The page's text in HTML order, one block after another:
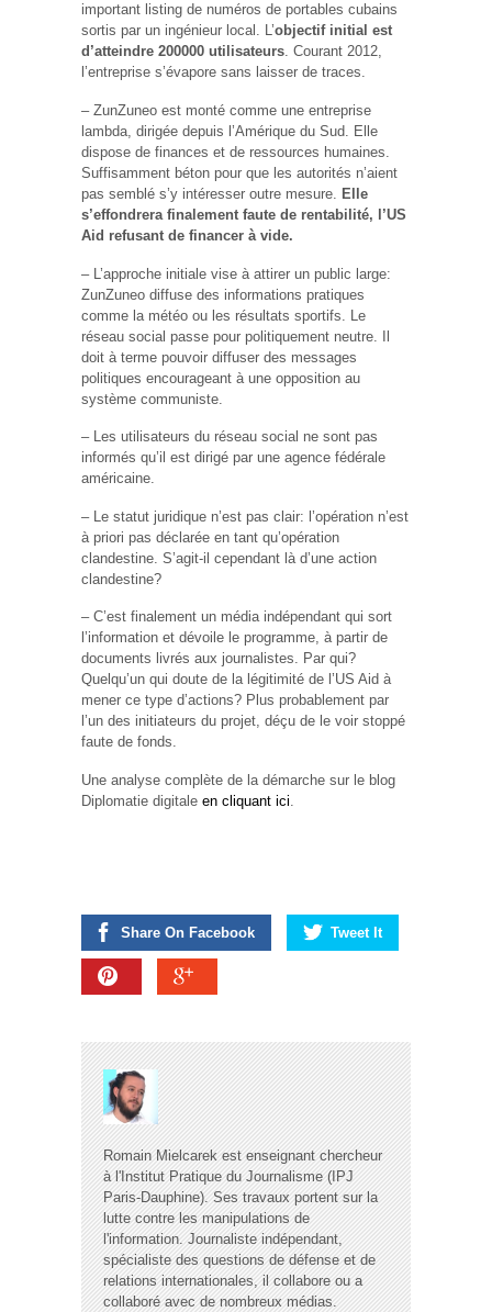
important listing de numéros de portables cubains
sortis par un ingénieur local. L’objectif initial est
d’atteindre 200000 utilisateurs. Courant 2012,
l’entreprise s’évapore sans laisser de traces.
– ZunZuneo est monté comme une entreprise
lambda, dirigée depuis l’Amérique du Sud. Elle
dispose de finances et de ressources humaines.
Suffisamment béton pour que les autorités n’aient
pas semblé s’y intéresser outre mesure. Elle
s’effondrera finalement faute de rentabilité, l’US
Aid refusant de financer à vide.
– L’approche initiale vise à attirer un public large:
ZunZuneo diffuse des informations pratiques
comme la météo ou les résultats sportifs. Le
réseau social passe pour politiquement neutre. Il
doit à terme pouvoir diffuser des messages
politiques encourageant à une opposition au
système communiste.
– Les utilisateurs du réseau social ne sont pas
informés qu’il est dirigé par une agence fédérale
américaine.
– Le statut juridique n’est pas clair: l’opération n’est
à priori pas déclarée en tant qu’opération
clandestine. S’agit-il cependant là d’une action
clandestine?
– C’est finalement un média indépendant qui sort
l’information et dévoile le programme, à partir de
documents livrés aux journalistes. Par qui?
Quelqu’un qui doute de la légitimité de l’US Aid à
mener ce type d’actions? Plus probablement par
l’un des initiateurs du projet, déçu de le voir stoppé
faute de fonds.
Une analyse complète de la démarche sur le blog
Diplomatie digitale en cliquant ici
Share On Facebook Tweet It
Romain Mielcarek est enseignant chercheur
à l'Institut Pratique du Journalisme (IPJ
Paris-Dauphine). Ses travaux portent sur la
lutte contre les manipulations de
l'information. Journaliste indépendant,
spécialiste des questions de défense et de
relations internationales, il collabore ou a
collaboré avec de nombreux médias.